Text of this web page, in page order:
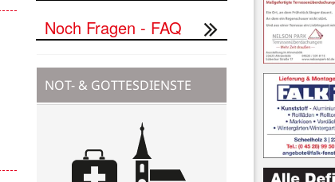
Noch Fragen - FAQ
NOT- & GOTTESDIENSTE